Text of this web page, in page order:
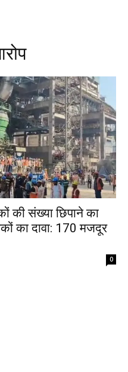
की संख्या छिपाने का
का दावा: 170 मजदूर
0